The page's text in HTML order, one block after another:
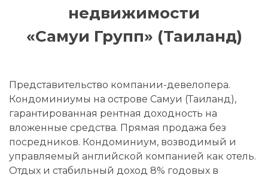
недвижимости
«Самуи Групп» (Таиланд)
Представительство компании-девелопера.
Кондоминиумы на острове Самуи (Таиланд),
гарантированная рентная доходность на
вложенные средства. Прямая продажа без
посредников. Кондоминиум, возводимый и
управляемый английской компанией как отель.
Отдых и стабильный доход 8% годовых в